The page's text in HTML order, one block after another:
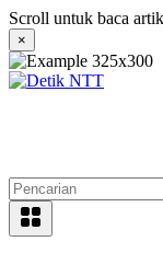
Langsung
ke
konten
Scroll untuk baca
×